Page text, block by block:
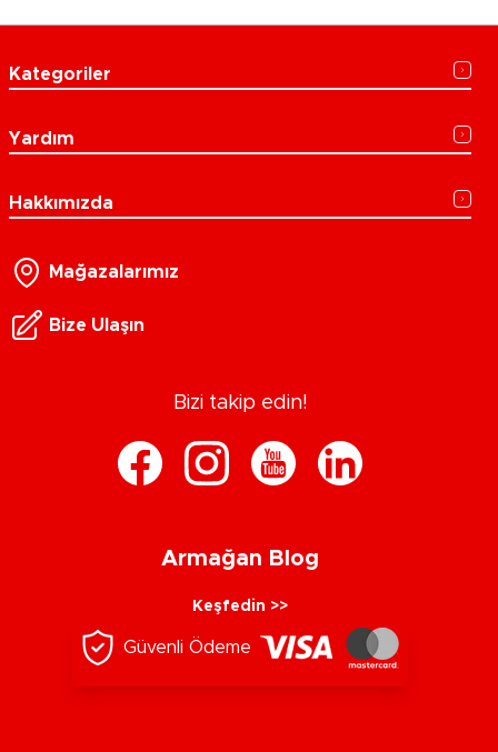
Kategoriler
Yardım
Hakkımızda
Mağazalarımız
Bize Ulaşın
Bizi takip edin!
Armağan Blog
Keşfedin >>
Güvenli Ödeme